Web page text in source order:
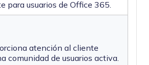
para usuarios de Office 365.
atención al cliente
comunidad de usuarios activa.